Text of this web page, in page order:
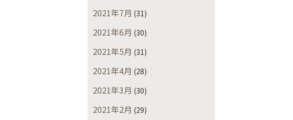
2021年7月 (31)
2021年6月 (30)
2021年5月 (31)
2021年4月 (28)
2021年3月 (30)
2021年2月 (29)